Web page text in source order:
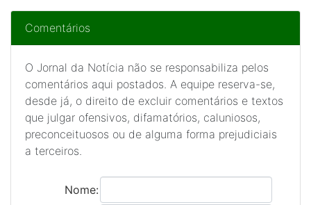
Comentários
O Jornal da Notícia não se responsabiliza pelos
comentários aqui postados. A equipe reserva-se,
desde já, o direito de excluir comentários e textos
que julgar ofensivos, difamatórios, caluniosos,
preconceituosos ou de alguma forma prejudiciais
a terceiros.
Nome: